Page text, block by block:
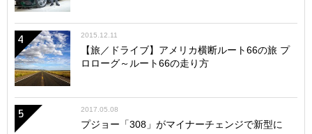
4 2015.12.11
【旅／ドライブ】アメリカ横断ルート66の旅 プ
ロローグ～ルート66の走り方
5 2017.05.08
プジョー「308」がマイナーチェンジで新型に